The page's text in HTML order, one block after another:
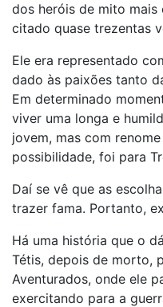
dos heróis de mito mais
citado quase trezentas
Ele era representado
dado às paixões tanto
Em determinado
viver uma longa e
jovem, mas com
possibilidade, foi para
Daí se vê que as
trazer fama. Portanto,
Há uma história que o
Tétis, depois de morto,
Aventurados, onde ele
exercitando para a